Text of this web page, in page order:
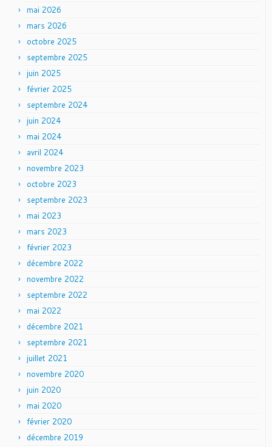
mai 2026
mars 2026
octobre 2025
septembre 2025
juin 2025
février 2025
septembre 2024
juin 2024
mai 2024
avril 2024
novembre 2023
octobre 2023
septembre 2023
mai 2023
mars 2023
février 2023
décembre 2022
novembre 2022
septembre 2022
mai 2022
décembre 2021
septembre 2021
juillet 2021
novembre 2020
juin 2020
mai 2020
février 2020
décembre 2019